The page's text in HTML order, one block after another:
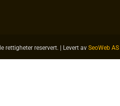
rettigheter reservert. | Levert av SeoWeb AS